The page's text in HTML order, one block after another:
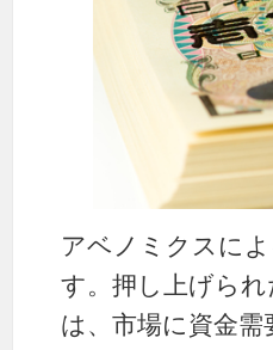
アベノミクスに
す。押し上げら
は、市場に資金